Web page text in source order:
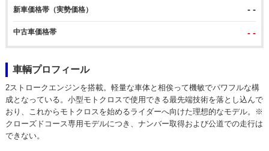
新車価格帯（実勢価格） - -
中古車価格帯 - -
車輌プロフィール
2ストロークエンジンを搭載。軽量な車体と相俟って機敏でパワフルな構
成となっている。小型モトクロスで使用できる最先端技術を落とし込んで
おり、これからモトクロスを始めるライダーへ向けた理想的なモデル。※
クローズドコース専用モデルにつき、ナンバー取得および公道での走行は
できない。